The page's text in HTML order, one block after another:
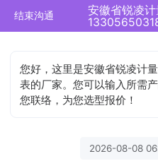
结束沟通
您好，这里是安徽省锐凌计
表的厂家。您可以输入所需
您联络，为您选型报价！
2026-08-08